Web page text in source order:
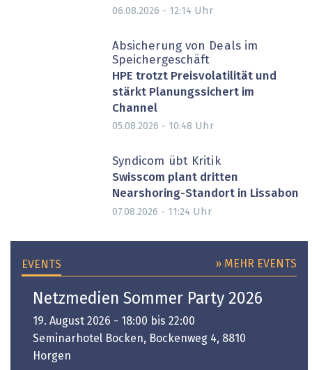
06.08.2026 - 12:14 Uhr
Absicherung von Deals im
Speichergeschäft
HPE trotzt Preisvolatilität und
stärkt Planungssichert im
Channel
05.08.2026 - 10:48 Uhr
Syndicom übt Kritik
Swisscom plant dritten
Nearshoring-Standort in Lissabon
07.08.2026 - 11:24 Uhr
EVENTS » MEHR EVENTS
Netzmedien Sommer Party 2026
19. August 2026 - 18:00 bis 22:00
Seminarhotel Bocken, Bockenweg 4, 8810
Horgen